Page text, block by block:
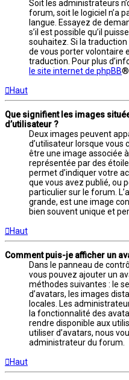
Soit les administrateurs
forum, soit le logiciel n’a
langue. Essayez de
s’il est possible qu’il
souhaitez. Si la traduction
de vous porter volontaire
traduction. Pour plus
le site internet de phpBB®
Haut
Que signifient les images
d’utilisateur ?
Deux images peuvent
d’utilisateur lorsque vous
être une image associée
représentée par des
permet d’indiquer votre
que vous avez publié, ou
particulier sur le forum.
grande, est une image
bien souvent unique et
Haut
Comment puis-je afficher un
Dans le panneau de
vous pouvez ajouter un
méthodes suivantes : le
d’avatars, les images
locales. Les
la fonctionnalité des
rendre disponible aux
utiliser d’avatars, nous
administrateur du forum.
Haut